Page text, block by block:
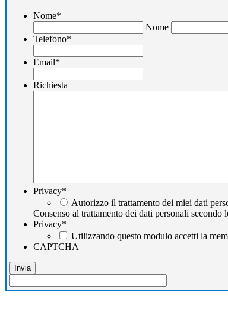
Nome*
Nome
Telefono*
Email*
Richiesta
Privacy*
Autorizzo il trattamento dei miei dati
Consenso al trattamento dei dati personali
Privacy*
Utilizzando questo modulo accetti la
CAPTCHA